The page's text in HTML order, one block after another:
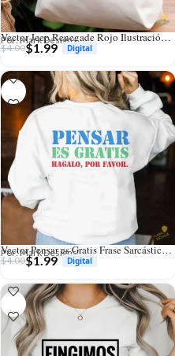
Vector Jeep Renegade Rojo Ilustración para Sublimación y Vinilo
Por: Mark Designs
$4.00$1.99
Vector Pensar es Gratis Frase Sarcástica Diseño para Sublimación
Por: Mark Designs
$4.00$1.99